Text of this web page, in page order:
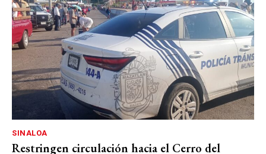
SINALOA
Restringen circulación hacia el Cerro del